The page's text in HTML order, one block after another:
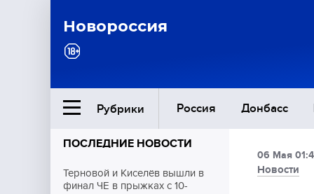
Новороссия
Рубрики Россия Донбасс
Ближний Восток
ПОСЛЕДНИЕ НОВОСТИ
Терновой и Киселёв вышли в
финал ЧЕ в прыжках с 10-
06 Мая
Новости